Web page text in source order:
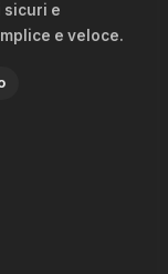
sicuri e
e veloce.